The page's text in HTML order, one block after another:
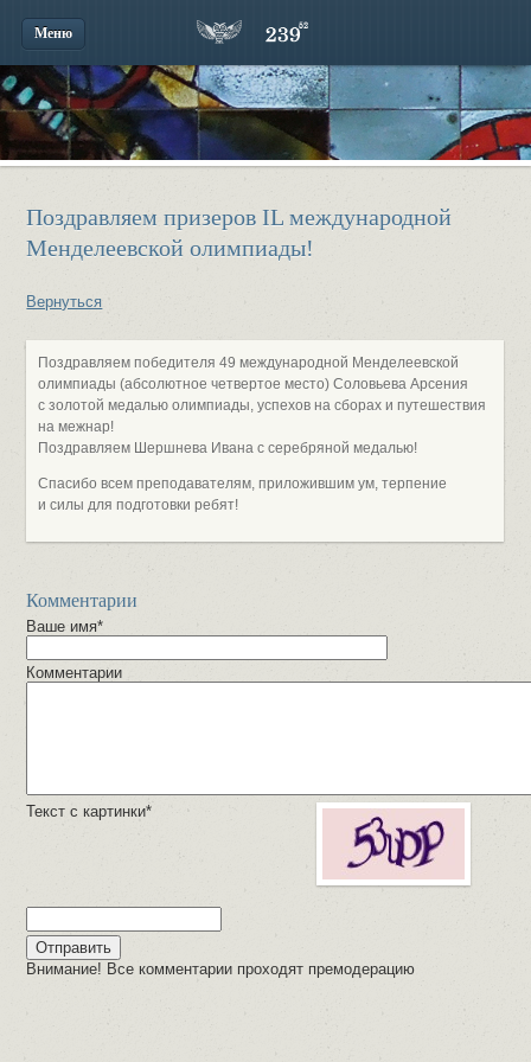
Меню
Поздравляем призеров IL международной
Менделеевской олимпиады!
Вернуться
Поздравляем победителя 49 международной Менделеевской
олимпиады (абсолютное четвертое место) Соловьева Арсения
с золотой медалью олимпиады, успехов на сборах и путешествия
на межнар!
Поздравляем Шершнева Ивана с серебряной медалью!
Спасибо всем преподавателям, приложившим ум, терпение
и силы для подготовки ребят!
Комментарии
Ваше имя*
Комментарии
Текст с картинки*
Внимание! Все комментарии проходят премодерацию